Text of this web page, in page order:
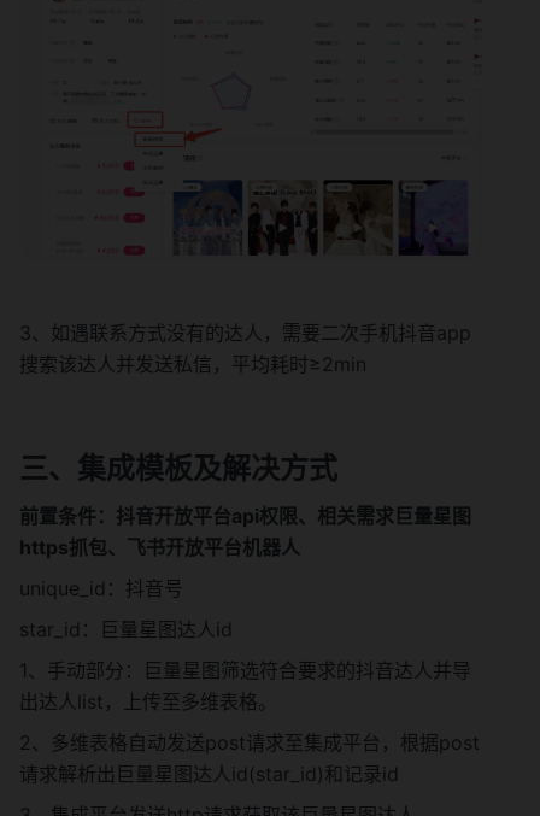
3、如遇联系方式没有的达人，需要二次手机抖音app
搜索该达人并发送私信，平均耗时≥2min
三、集成模板及解决方式
前置条件：抖音开放平台api权限、相关需求巨量星图
https抓包、飞书开放平台机器人
unique_id：抖音号
star_id：巨量星图达人id
1、手动部分：巨量星图筛选符合要求的抖音达人并导
出达人list，上传至多维表格。
2、多维表格自动发送post请求至集成平台，根据post
请求解析出巨量星图达人id(star_id)和记录id